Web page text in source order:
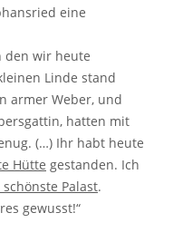
eine
den wir heute
Linde stand
armer Weber, und
hatten mit
(…) Ihr habt heute
Hütte gestanden. Ich
Palast.
gewusst!“